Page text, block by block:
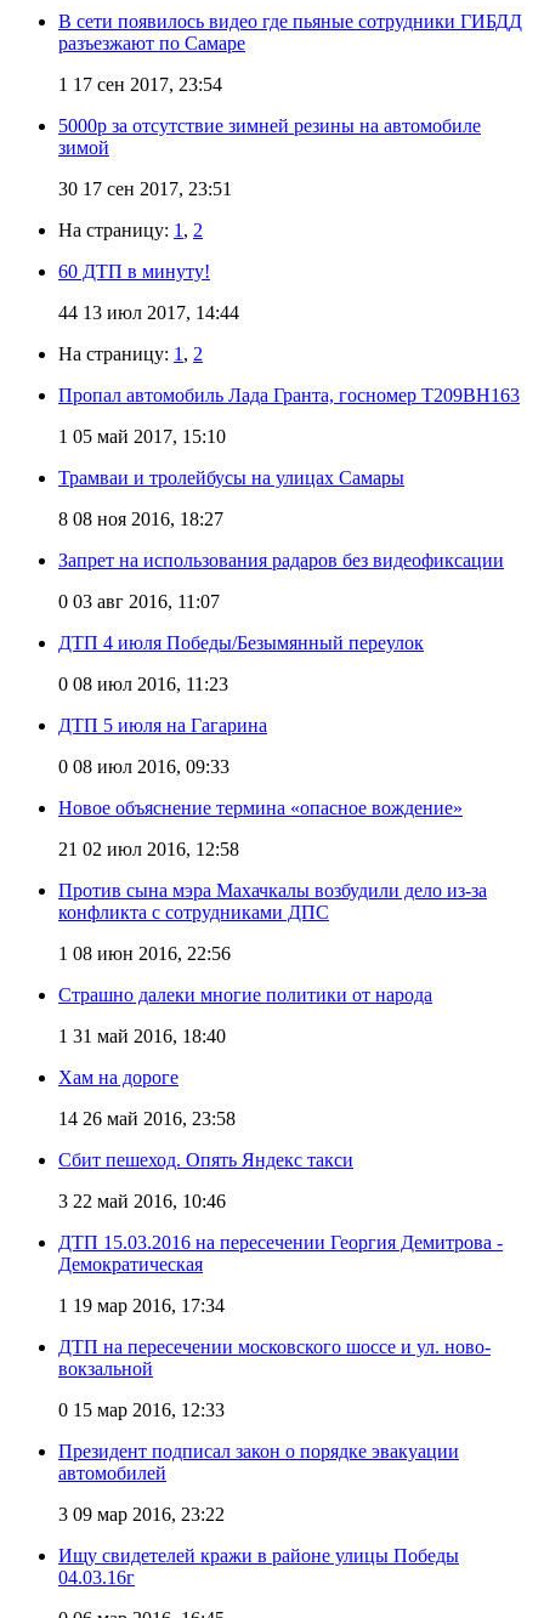
В сети появилось видео где пьяные сотрудники ГИБДД
разъезжают по Самаре
1 17 сен 2017, 23:54
5000р за отсутствие зимней резины на автомобиле
зимой
30 17 сен 2017, 23:51
На страницу: 1 , 2
60 ДТП в минуту!
44 13 июл 2017, 14:44
На страницу: 1 , 2
Пропал автомобиль Лада Гранта, госномер Т209ВН163
1 05 май 2017, 15:10
Трамваи и тролейбусы на улицах Самары
8 08 ноя 2016, 18:27
Запрет на использования радаров без видеофиксации
0 03 авг 2016, 11:07
ДТП 4 июля Победы/Безымянный переулок
0 08 июл 2016, 11:23
ДТП 5 июля на Гагарина
0 08 июл 2016, 09:33
Новое объяснение термина «опасное вождение»
21 02 июл 2016, 12:58
Против сына мэра Махачкалы возбудили дело из-за
конфликта c сотрудниками ДПС
1 08 июн 2016, 22:56
Страшно далеки многие политики от народа
1 31 май 2016, 18:40
Хам на дороге
14 26 май 2016, 23:58
Сбит пешеход. Опять Яндекс такси
3 22 май 2016, 10:46
ДТП 15.03.2016 на пересечении Георгия Демитрова -
Демократическая
1 19 мар 2016, 17:34
ДТП на пересечении московского шоссе и ул. ново-
вокзальной
0 15 мар 2016, 12:33
Президент подписал закон о порядке эвакуации
автомобилей
3 09 мар 2016, 23:22
Ищу свидетелей кражи в районе улицы Победы
04.03.16г